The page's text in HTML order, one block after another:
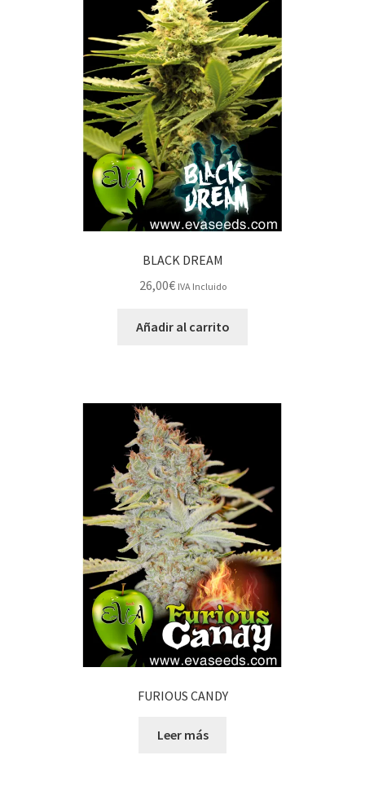
BLACK DREAM
26,00€ IVA Incluido
Añadir al carrito
FURIOUS CANDY
Leer más